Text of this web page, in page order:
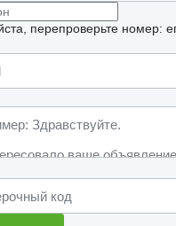
перепроверьте номер: